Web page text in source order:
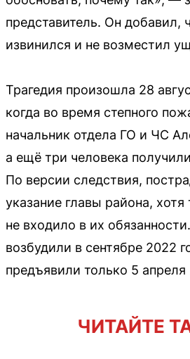
представитель. Он добавил,
извинился и не возместил
Трагедия произошла 28
когда во время степного
начальник отдела ГО и ЧС
а ещё три человека
По версии следствия,
указание главы района,
не входило в их
возбудили в сентябре 2022
предъявили только 5 апреля
ЧИТАЙТЕ